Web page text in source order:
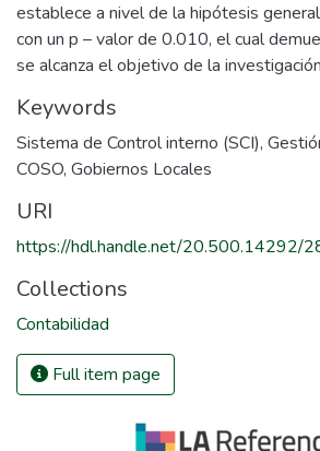
establece a nivel de la hipótesis
con un p – valor de 0.010, el cual
se alcanza el objetivo de la
Keywords
Sistema de Control interno (SCI),
COSO, Gobiernos Locales
URI
https://hdl.handle.net/20.500.14292/
Collections
Contabilidad
Full item page